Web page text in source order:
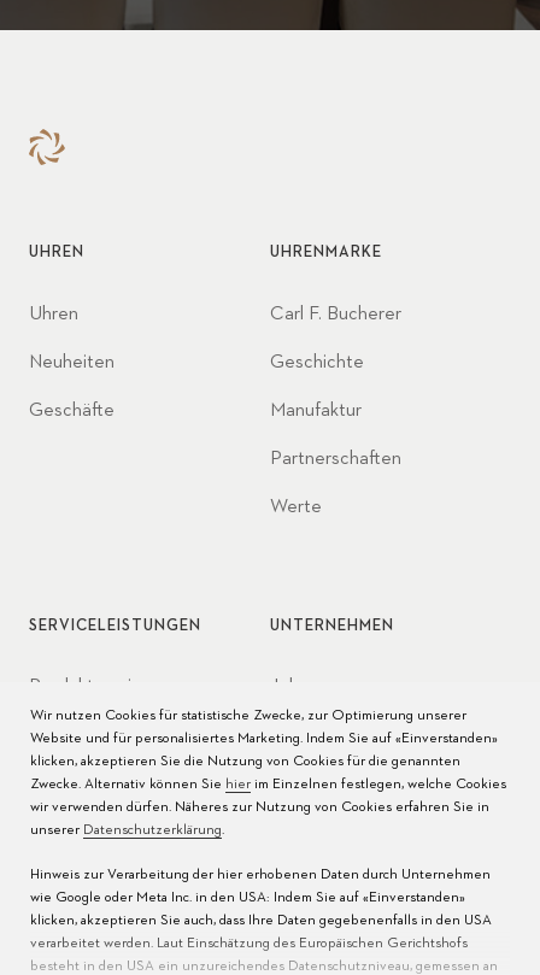
UHREN
Uhren
Neuheiten
Geschäfte
UHRENMARKE
Carl F. Bucherer
Geschichte
Manufaktur
Partnerschaften
Werte
SERVICELEISTUNGEN
Produktservice
Pflege der Uhr
Bedienungsanleitungen
FAQ
Servicezentren
UNTERNEHMEN
Jobs
Presse
Kontakt
Wir nutzen Cookies für statistische Zwecke, zur Optimierung unserer
Website und für personalisiertes Marketing. Indem Sie auf «Einverstanden»
klicken, akzeptieren Sie die Nutzung von Cookies für die genannten
Zwecke. Alternativ können Sie hierim Einzelnen festlegen, welche Cookies
wir verwenden dürfen. Näheres zur Nutzung von Cookies erfahren Sie in
unserer Datenschutzerklärung.
Hinweis zur Verarbeitung der hier erhobenen Daten durch Unternehmen
wie Google oder Meta Inc. in den USA: Indem Sie auf «Einverstanden»
klicken, akzeptieren Sie auch, dass Ihre Daten gegebenenfalls in den USA
verarbeitet werden. Laut Einschätzung des Europäischen Gerichtshofs
besteht in den USA ein unzureichendes Datenschutzniveau, gemessen an